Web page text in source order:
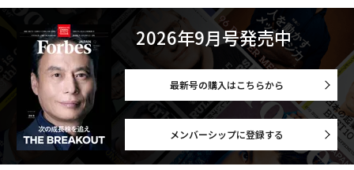
2026年9月号発売中
最新号の購入はこちらから
メンバーシップに登録する